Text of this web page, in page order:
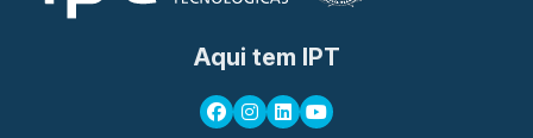
Aqui tem IPT